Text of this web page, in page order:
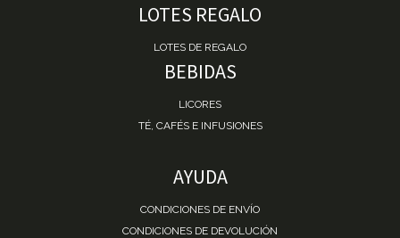
LOTES REGALO
LOTES DE REGALO
BEBIDAS
LICORES
TÉ, CAFÉS E INFUSIONES
AYUDA
CONDICIONES DE ENVÍO
CONDICIONES DE DEVOLUCIÓN